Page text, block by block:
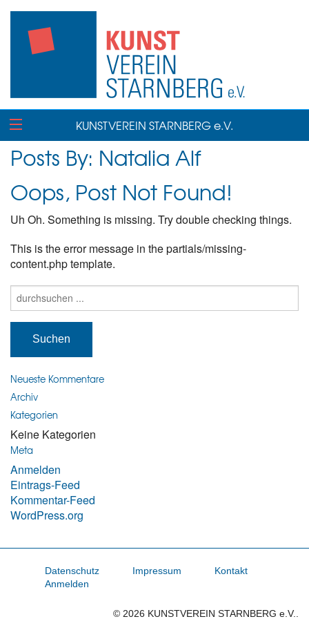
KUNSTVEREIN STARNBERG e.V.
Posts By: Natalia Alf
Oops, Post Not Found!
Uh Oh. Something is missing. Try double checking things.
This is the error message in the partials/missing-
content.php template.
Suche
nach:
Neueste Kommentare
Archiv
Kategorien
Keine Kategorien
Meta
Anmelden
Eintrags-Feed
Kommentar-Feed
WordPress.org
Datenschutz Impressum
Kontakt
Anmelden
© 2026 KUNSTVEREIN STARNBERG e.V..